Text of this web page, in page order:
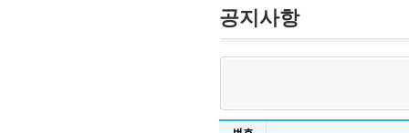
공지사항